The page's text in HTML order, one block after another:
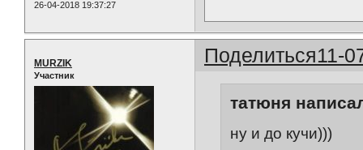
26-04-2018 19:37:27
Поделиться11-
MURZIK
Участник
татюня
ну и до кучи)))